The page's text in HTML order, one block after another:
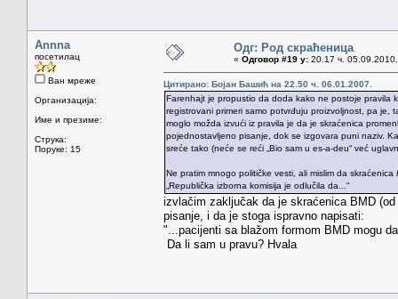
Annna
посетилац
Ван мреже
Организација:
Име и презиме:
Струка:
Поруке: 15
Одг: Род скраћеница
« Одговор #19 у: 20.17 ч.
Цитирано: Бојан Башић на 22.50 ч. 06.01.2007.
Farenhajt je propustio da doda kako ne postoje pravila
registrovani primeri samo potvrđuju proizvoljnost, pa je,
moglo možda izvući iz pravila je da je skraćenica
pojednostavljeno pisanje, dok se izgovara puni naziv.
sreće tako (neće se reći „Bio sam u es-a-deu“ već
Ne pratim mnogo političke vesti, ali mislim da skraćenica
„Republička izborna komisija je odlučila da...“
izvlačim zaključak da je skraćenica BMD
pisanje, i da je stoga ispravno napisati:
"...pacijenti sa blažom formom BMD mogu
Da li sam u pravu? Hvala